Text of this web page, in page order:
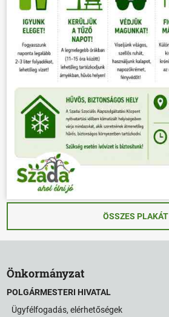
ÖSSZES PLAKÁT
Önkormányzat
POLGÁRMESTERI HIVATAL
Ügyfélfogadás, elérhetőségek